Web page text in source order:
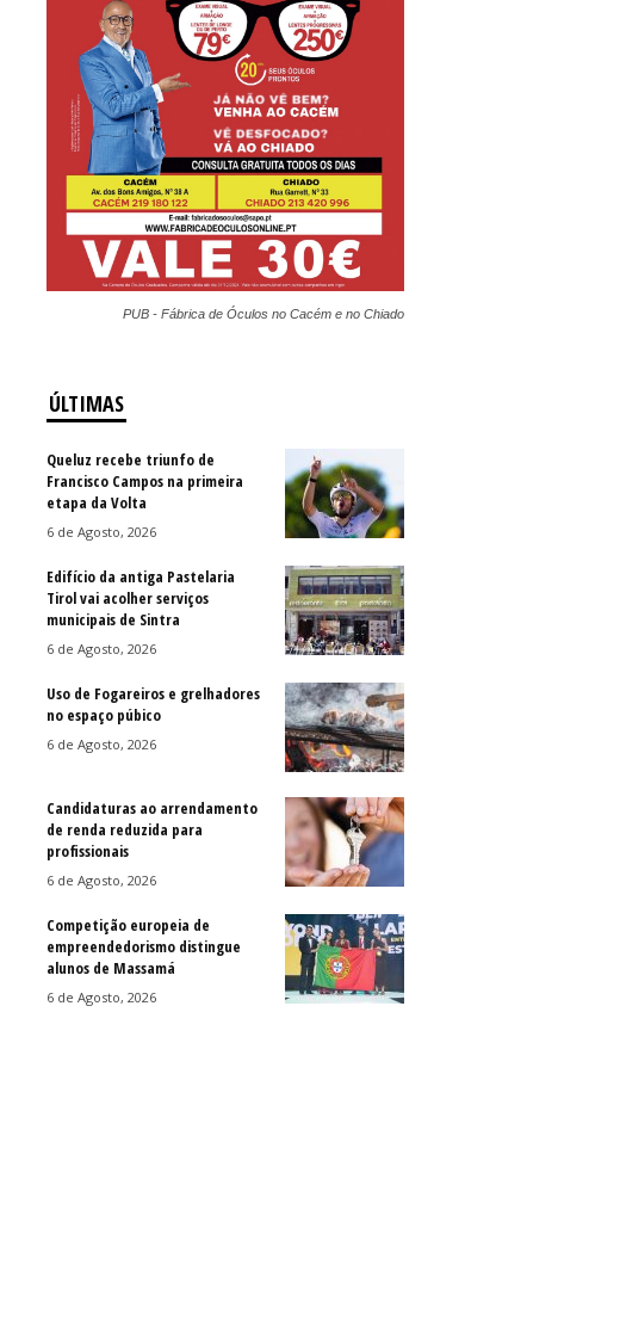
PUB - Fábrica de Óculos no Cacém e no Chiado
ÚLTIMAS
Queluz recebe triunfo de
Francisco Campos na primeira
etapa da Volta
6 de Agosto, 2026
Edifício da antiga Pastelaria
Tirol vai acolher serviços
municipais de Sintra
6 de Agosto, 2026
Uso de Fogareiros e grelhadores
no espaço púbico
6 de Agosto, 2026
Candidaturas ao arrendamento
de renda reduzida para
profissionais
6 de Agosto, 2026
Competição europeia de
empreendedorismo distingue
alunos de Massamá
6 de Agosto, 2026